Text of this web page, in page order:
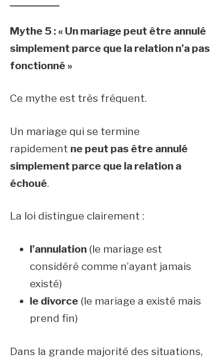
Mythe 5 : « Un mariage peut être annulé
simplement parce que la relation n’a pas
fonctionné »
Ce mythe est très fréquent.
Un mariage qui se termine
rapidement ne peut pas être annulé
simplement parce que la relation a
échoué.
La loi distingue clairement :
l’annulation (le mariage est
considéré comme n’ayant jamais
existé)
le divorce (le mariage a existé mais
prend fin)
Dans la grande majorité des situations,